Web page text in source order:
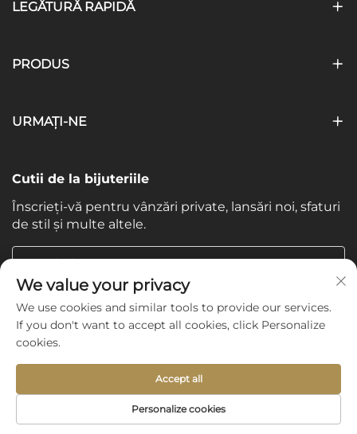
LEGĂTURĂ RAPIDĂ
PRODUS
URMAȚI-NE
Cutii de la bijuteriile
Înscrieți-vă pentru vânzări private, lansări noi, sfaturi
de stil și multe altele.
Email-ul tau
Subscribe
Copyright © 2025 by Shijiazhuang Yishu International Trade
Co., Ltd. -Politica de confidențialitate
We value your privacy
We use cookies and similar tools to provide our services.
If you don't want to accept all cookies, click Personalize
cookies.
Personalize cookies
Accept all